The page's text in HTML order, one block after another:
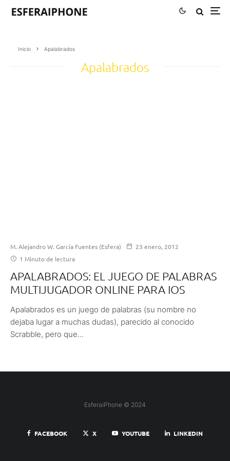
Inicio Apalabrados
Apalabrados
M. Alejandro W. García Fuentes (Esfera)
23 enero, 2012
1 Minuto de lectura
APALABRADOS: EL JUEGO DE PALABRAS
MULTIJUGADOR ONLINE PARA IOS
Apalabrados es un juego de palabras (su nombre no
dejaba lugar a muchas dudas), parecido al conocido
Scrabble, pero que...
EsferaiPhone © 2024
FACEBOOK X YOUTUBE LINKEDIN